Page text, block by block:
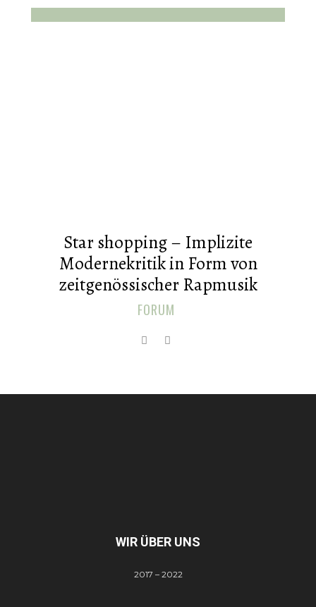
Star shopping – Implizite
Modernekritik in Form von
zeitgenössischer Rapmusik
FORUM
WIR ÜBER UNS
2017 – 2022